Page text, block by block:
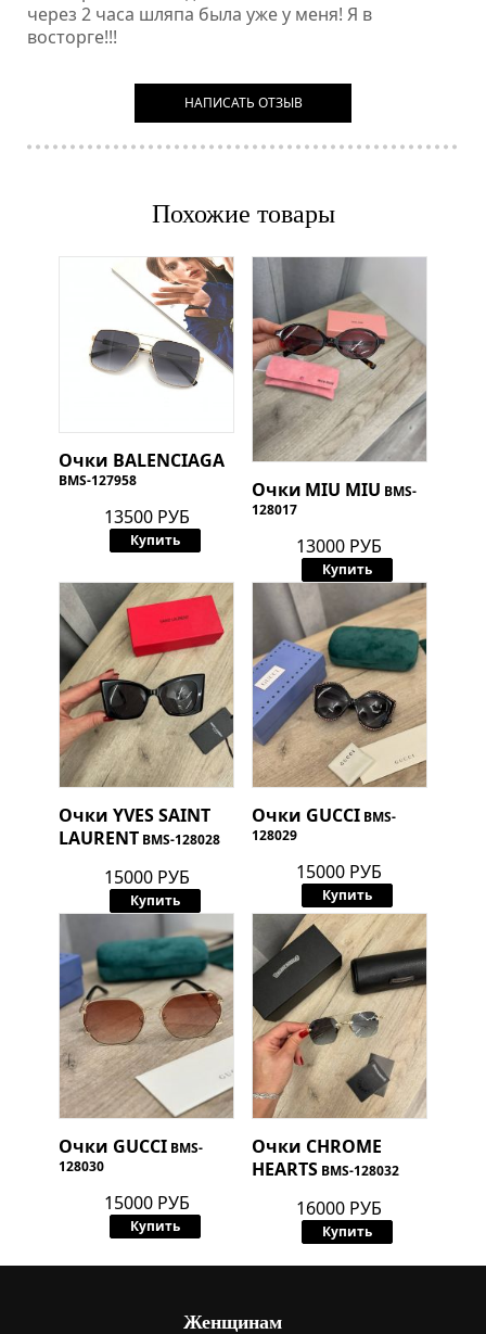
через 2 часа шляпа была уже у меня! Я в
восторге!!!
НАПИСАТЬ ОТЗЫВ
Похожие товары
Очки BALENCIAGA
BMS-127958
13500 РУБ
Купить
Очки MIU MIU BMS-
128017
13000 РУБ
Купить
Очки YVES SAINT
LAURENT BMS-128028
15000 РУБ
Купить
Очки GUCCI BMS-
128029
15000 РУБ
Купить
Очки GUCCI BMS-
128030
15000 РУБ
Купить
Очки CHROME
HEARTS BMS-128032
16000 РУБ
Купить
Женщинам